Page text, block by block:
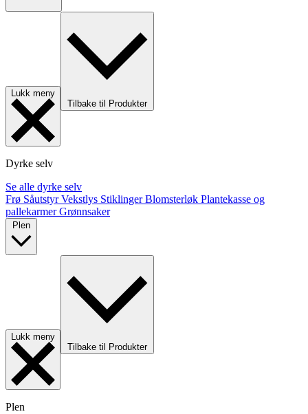
Lukk meny
Tilbake til Produkter
Dyrke selv
Se alle dyrke selv
Frø SåutstyrVekstlys StiklingerBlomsterløk Plantekasse og
pallekarmerGrønnsaker
Lukk meny
Tilbake til Produkter
Plen